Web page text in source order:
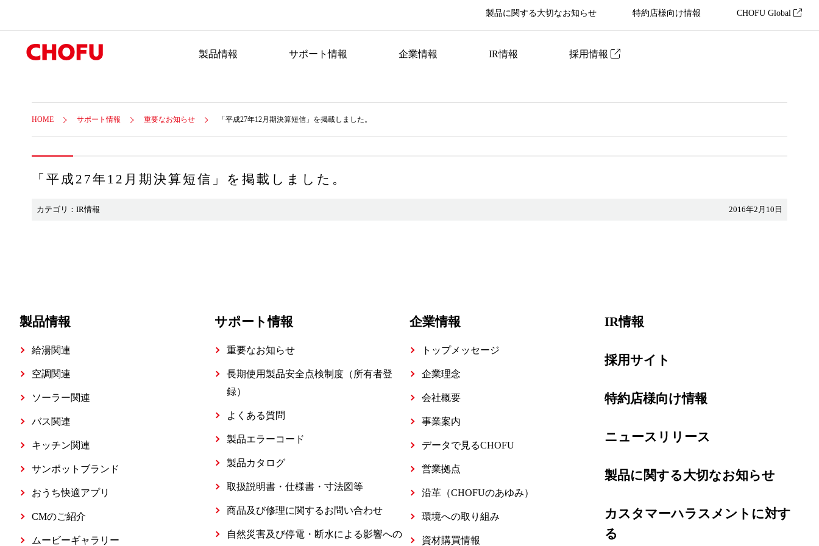
製品に関する大切なお知らせ 特約店様向け情報 CHOFU Global
製品情報 サポート情報 企業情報 IR情報 採用情報
HOME サポート情報 重要なお知らせ 「平成27年12月期決算短信」を掲載しました。
「平成27年12月期決算短信」を掲載しました。
カテゴリ：IR情報 2016年2月10日
製品情報
給湯関連
空調関連
ソーラー関連
バス関連
キッチン関連
サンポットブランド
おうち快適アプリ
CMのご紹介
ムービーギャラリー
サポート情報
重要なお知らせ
長期使用製品安全点検制度（所有者登
録）
よくある質問
製品エラーコード
製品カタログ
取扱説明書・仕様書・寸法図等
商品及び修理に関するお問い合わせ
自然災害及び停電・断水による影響への
企業情報
トップメッセージ
企業理念
会社概要
事業案内
データで見るCHOFU
営業拠点
沿革（CHOFUのあゆみ）
環境への取り組み
資材購買情報
IR情報
採用サイト
特約店様向け情報
ニュースリリース
製品に関する大切なお知らせ
カスタマーハラスメントに対す
る